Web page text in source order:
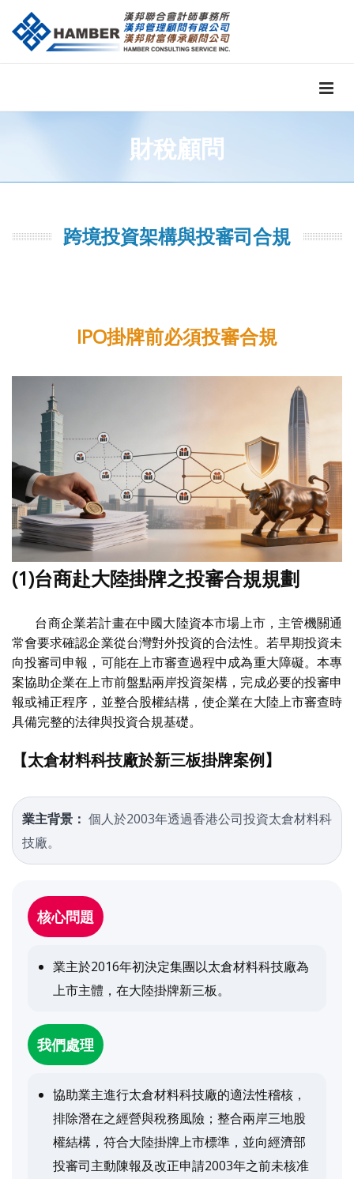
財稅顧問
跨境投資架構與投審司合規
IPO掛牌前必須投審合規
(1)台商赴大陸掛牌之投審合規規劃
台商企業若計畫在中國大陸資本市場上市，主管機關通
常會要求確認企業從台灣對外投資的合法性。若早期投資未
向投審司申報，可能在上市審查過程中成為重大障礙。本專
案協助企業在上市前盤點兩岸投資架構，完成必要的投審申
報或補正程序，並整合股權結構，使企業在大陸上市審查時
具備完整的法律與投資合規基礎。
【太倉材料科技廠於新三板掛牌案例】
業主背景： 個人於2003年透過香港公司投資太倉材料科
技廠。
核心問題
業主於2016年初決定集團以太倉材料科技廠為
上市主體，在大陸掛牌新三板。
我們處理
協助業主進行太倉材料科技廠的適法性稽核，
排除潛在之經營與稅務風險；整合兩岸三地股
權結構，符合大陸掛牌上市標準，並向經濟部
投審司主動陳報及改正申請2003年之前未核准